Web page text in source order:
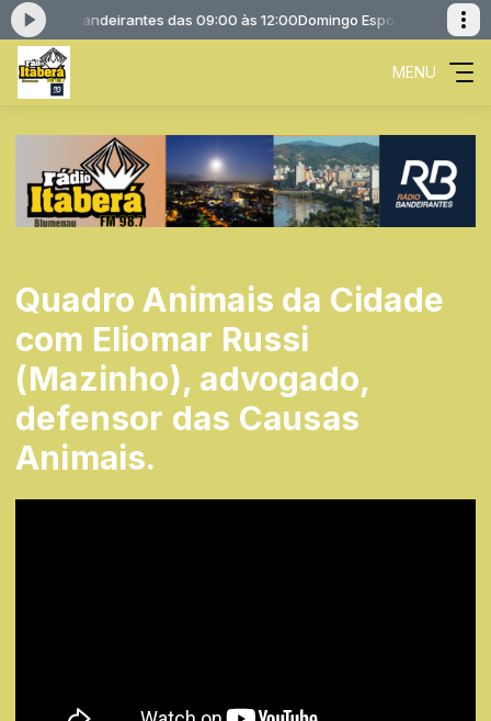
Rádio Bandeirantes das 09:00 às 12:00Domingo Esportivo
MENU
Quadro Animais da Cidade
com Eliomar Russi
(Mazinho), advogado,
defensor das Causas
Animais.